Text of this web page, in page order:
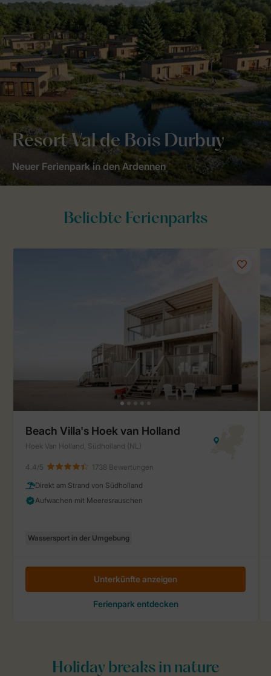
Resort Val de Bois Durbuy
Neuer Ferienpark in den Ardennen